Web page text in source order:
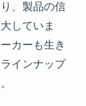
、製品の信
していま
カーも生き
インナップ